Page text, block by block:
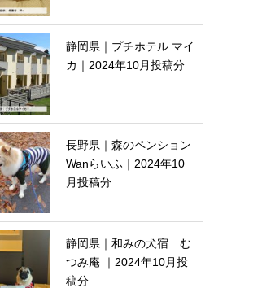
静岡県｜プチホテル マイ
カ｜2024年10月投稿分
長野県｜森のペンション
Wanらいふ｜2024年10
月投稿分
静岡県｜和みの犬宿 む
つみ庵 ｜2024年10月投
稿分